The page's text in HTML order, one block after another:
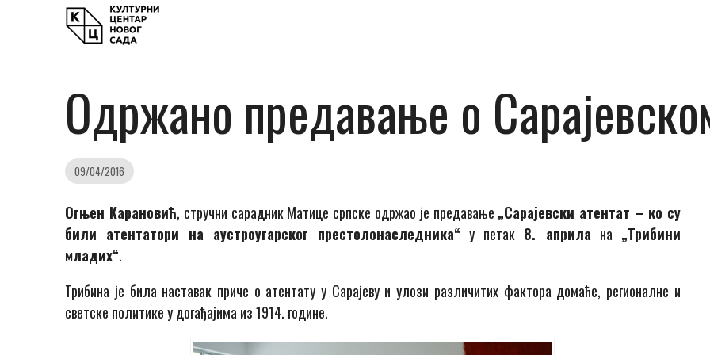
Одржано предавање о
09/04/2016
Огњен Карановић, стручни сарадник Матице српске одржао је предавање „Сарајевски атентат – ко су
били атентатори на аустроугарског престолонаследника“ у петак 8. априла на „Трибини
младих“.
Трибина је била наставак приче о атентату у Сарајеву и улози различитих фактора домаће, регионалне и
светске политике у догађајима из 1914. године.